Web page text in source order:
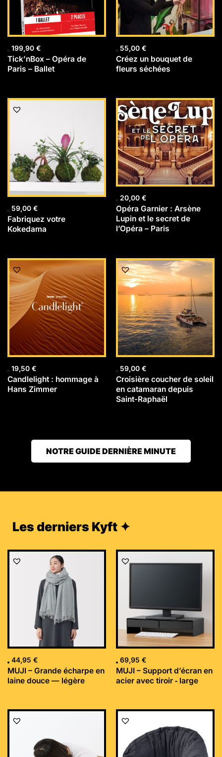
199,90 €
Tick’nBox – Opéra de
Paris – Ballet
55,00 €
Créez un bouquet de
fleurs séchées
59,00 €
Fabriquez votre
Kokedama
20,00 €
Opéra Garnier : Arsène
Lupin et le secret de
l’Opéra – Paris
19,50 €
Candlelight : hommage à
Hans Zimmer
59,00 €
Croisière coucher de soleil
en catamaran depuis
Saint-Raphaël
NOTRE GUIDE DERNIÈRE MINUTE
Les derniers Kyft ✦
44,95 €
MUJI – Grande écharpe en
laine douce — légère
69,95 €
MUJI – Support d’écran en
acier avec tiroir ‐ large